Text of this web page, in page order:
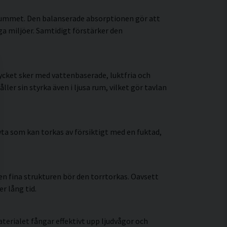
Den balanserade absorptionen gör att
miljöer. Samtidigt förstärker den
sker med vattenbaserade, luktfria och
sin styrka även i ljusa rum, vilket gör tavlan
som kan torkas av försiktigt med en fuktad,
fina strukturen bör den torrtorkas. Oavsett
lång tid.
fångar effektivt upp ljudvågor och